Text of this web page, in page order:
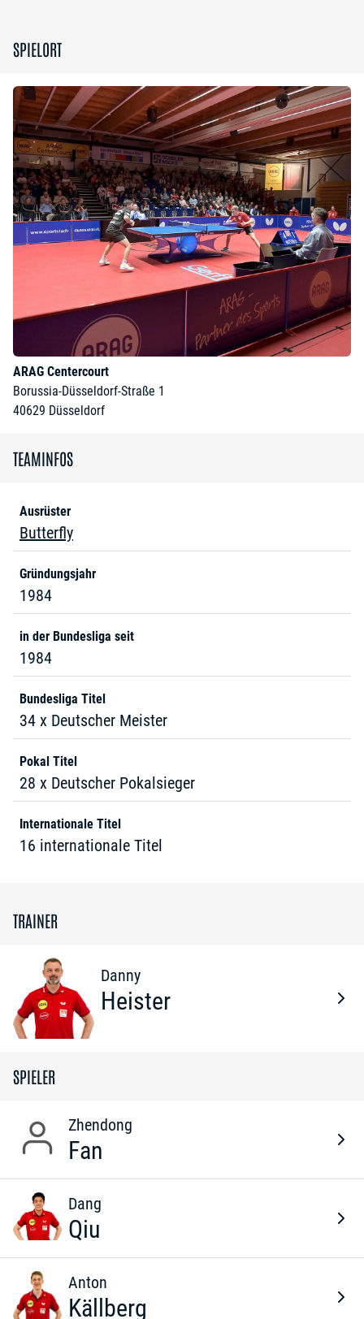
SPIELORT
ARAG Centercourt
Borussia-Düsseldorf-Straße 1
40629 Düsseldorf
TEAMINFOS
Ausrüster
Butterfly
Gründungsjahr
1984
in der Bundesliga seit
1984
Bundesliga Titel
34 x Deutscher Meister
Pokal Titel
28 x Deutscher Pokalsieger
Internationale Titel
16 internationale Titel
TRAINER
Danny
Heister
SPIELER
Zhendong
Fan
Dang
Qiu
Anton
Källberg